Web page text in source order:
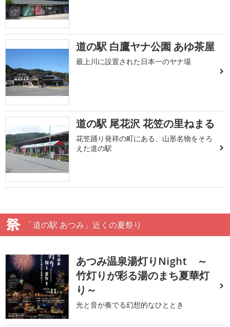
道の駅 白鷹ヤナ公園 あゆ茶屋
最上川に設置された日本一のヤナ場
道の駅 尾花沢 花笠の里ねまる
花笠踊り発祥の町にある、山形名物をそろ
えた道の駅
「道の駅 あつみ」近くの夏祭り
あつみ温泉湯灯りNight ～
竹灯りが彩る湯のまち夏華灯
り～
光と音が奏でる幻想的なひととき